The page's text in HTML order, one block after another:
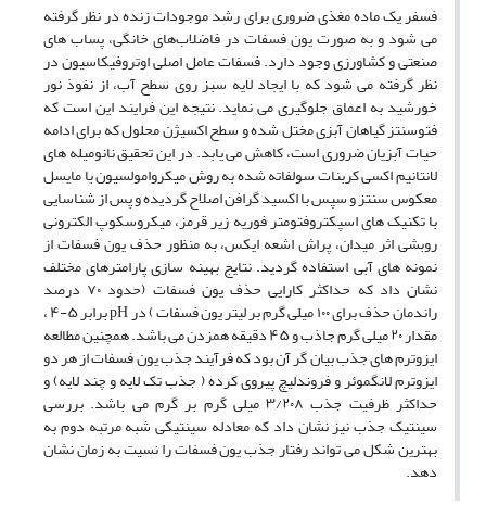
فسفر یک ماده مغذی ضروری برای رشد موجودات زنده در نظر گرفته
می شود و به صورت یون فسفات در فاضلاب‌های خانگی، پساب های
صنعتی و کشاورزی وجود دارد. فسفات عامل اصلی اوتروفیکاسیون در
نظر گرفته می شود که با ایجاد لایه سبز روی سطح آب، از نفوذ نور
خورشید به اعماق جلوگیری می نماید. نتیجه این فرایند این است که
فتوسنتز گیاهان آبزی مختل شده و سطح اکسیژن محلول که برای ادامه
حیات آبزیان ضروری است، کاهش می یابد. در این تحقیق نانومیله های
لانتانیم اکسی کربنات سولفاته شده به روش میکروامولسیون با مایسل
معکوس سنتز و سپس با اکسید گرافن اصلاح گردیده و پس از شناسایی
با تکنیک های اسپکتروفتومتر فوریه زیر قرمز، میکروسکوپ الکترونی
روبشی اثر میدان، پراش اشعه ایکس، به منظور حذف یون فسفات از
نمونه های آبی استفاده گردید. نتایج بهینه سازی پارامترهای مختلف
نشان داد که حداکثر کارایی حذف یون فسفات (حدود ۷۰ درصد
راندمان حذف برای ۱۰۰ میلی گرم بر لیتر یون فسفات ) در pH برابر ۵-۴ ،
مقدار ۲۰ میلی گرم جاذب و ۴۵ دقیقه همزدن می باشد. همچنین مطالعه
ایزوترم های جذب بیان گر آن بود که فرآیند جذب یون فسفات از هر دو
ایزوترم لانگموئر و فروندلیچ پیروی کرده ( جذب تک لایه و چند لایه) و
حداکثر ظرفیت جذب ۳/۲۰۸ میلی گرم بر گرم می باشد. بررسی
سینتیک جذب نیز نشان داد که معادله سینتیکی شبه مرتبه دوم به
بهترین شکل می تواند رفتار جذب یون فسفات را نسیت به زمان نشان
دهد.